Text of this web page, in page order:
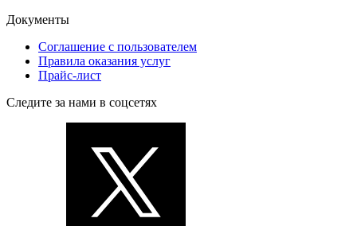
Документы
Соглашение с пользователем
Правила оказания услуг
Прайс-лист
Следите за нами в соцсетях